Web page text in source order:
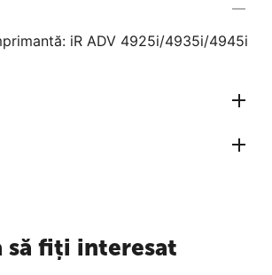
iR ADV 4925i/4935i/4945i
să fiți interesat